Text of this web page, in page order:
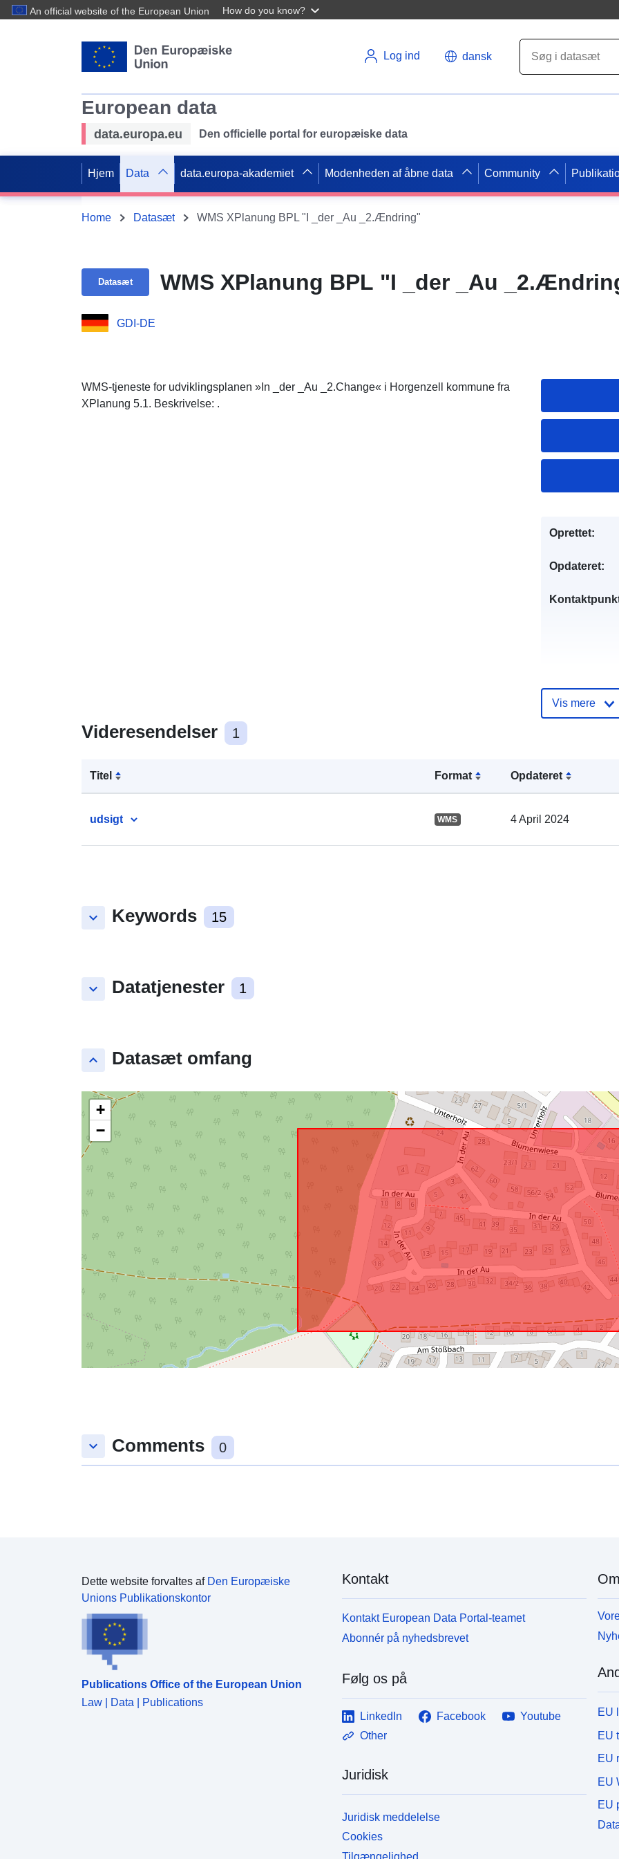
An official website of the European Union How do you know?
Log ind dansk
European data
data.europa.eu Den officielle portal for europæiske data
Hjem Data data.europa-akademiet Modenheden af åbne data Community
Home Datasæt WMS XPlanung BPL "I _der _Au _2.Ændring"
Datasæt WMS XPlanung BPL "I _der _Au
GDI-DE
WMS-tjeneste for udviklingsplanen »In _der _Au _2.Change« i Horgenzell kommune fra
XPlanung 5.1. Beskrivelse: .
Videresendelser 1
Titel Format Opdateret
udsigt WMS 4 April 2024
keyboard_arrow_down Keywords 15
keyboard_arrow_down Datatjenester 1
keyboard_arrow_up Datasæt omfang
+
−
Oprettet:
Opdateret:
Fysiske:
Vis mere
keyboard_arrow_down Comments 0
Dette website forvaltes af Den Europæiske
Unions Publikationskontor
Publications Office of the European Union
Law | Data | Publications
Kontakt
Kontakt European Data Portal-teamet
Abonnér på nyhedsbrevet
Følg os på
LinkedIn Facebook
Youtube
Other
Juridisk
Juridisk meddelelse
Cookies
Tilgængelighed
EU
EU
EU
EU
EU